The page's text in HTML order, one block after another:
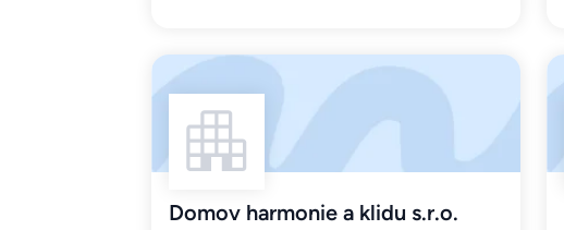
Domov harmonie a klidu s.r.o.